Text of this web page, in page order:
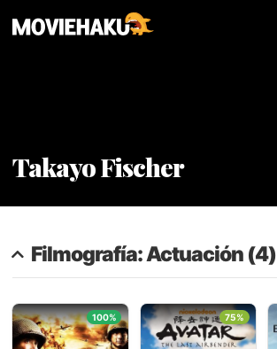
Takayo Fischer
Filmografía: Actuación (4)
100% 75%